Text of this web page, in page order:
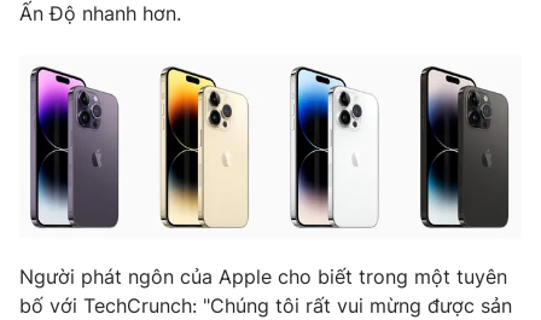
Tư vấn
Lịch phát sóng
Chuyên mục khác
Emagazine Podcast
Photo Infographic
Video Shorts video
Ấn Độ nhanh hơn.
Người phát ngôn của Apple cho biết trong một tuyên
bố với TechCrunch: "Chúng tôi rất vui mừng được sản